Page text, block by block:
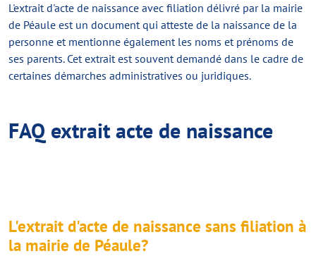
L'extrait d'acte de naissance avec filiation délivré par la mairie
de Péaule est un document qui atteste de la naissance de la
personne et mentionne également les noms et prénoms de
ses parents. Cet extrait est souvent demandé dans le cadre de
certaines démarches administratives ou juridiques.
FAQ extrait acte de naissance
L'extrait d'acte de naissance sans filiation à
la mairie de Péaule?